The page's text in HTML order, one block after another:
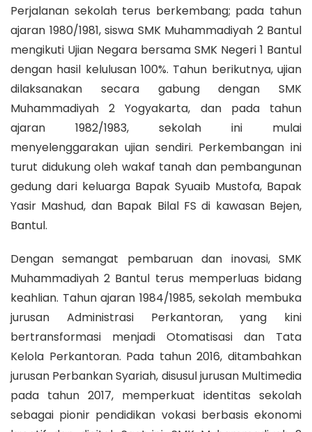
Perjalanan sekolah terus berkembang; pada tahun
ajaran 1980/1981, siswa SMK Muhammadiyah 2 Bantul
mengikuti Ujian Negara bersama SMK Negeri 1 Bantul
dengan hasil kelulusan 100%. Tahun berikutnya, ujian
dilaksanakan secara gabung dengan SMK
Muhammadiyah 2 Yogyakarta, dan pada tahun
ajaran 1982/1983, sekolah ini mulai
menyelenggarakan ujian sendiri. Perkembangan ini
turut didukung oleh wakaf tanah dan pembangunan
gedung dari keluarga Bapak Syuaib Mustofa, Bapak
Yasir Mashud, dan Bapak Bilal FS di kawasan Bejen,
Bantul.
Dengan semangat pembaruan dan inovasi, SMK
Muhammadiyah 2 Bantul terus memperluas bidang
keahlian. Tahun ajaran 1984/1985, sekolah membuka
jurusan Administrasi Perkantoran, yang kini
bertransformasi menjadi Otomatisasi dan Tata
Kelola Perkantoran. Pada tahun 2016, ditambahkan
jurusan Perbankan Syariah, disusul jurusan Multimedia
pada tahun 2017, memperkuat identitas sekolah
sebagai pionir pendidikan vokasi berbasis ekonomi